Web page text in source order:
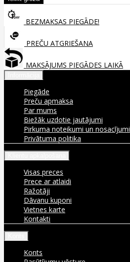
BEZMAKSAS PIEGĀDE!
PREČU ATGRIEŠANA
MAKSĀJUMS PIEGĀDES LAIKĀ
Piegāde
Preču apmaksa
Par mums
Biežāk uzdotie jautājumi
Pirkuma noteikumi un nosacījumi
Privātuma politika
Visas preces
Prece ar atlaidi
Ražotāji
Dāvanu kuponi
Vietnes karte
Kontakti
Konts